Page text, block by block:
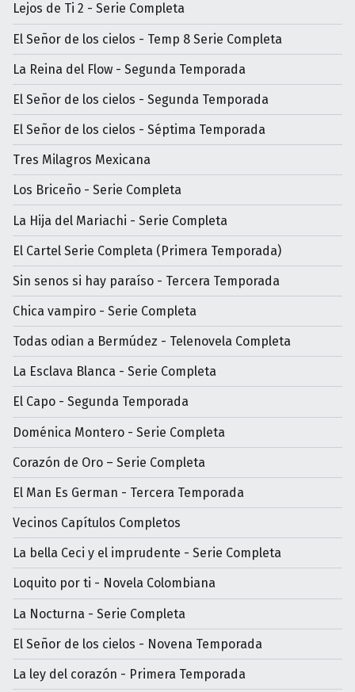
Lejos de Ti 2 - Serie Completa
El Señor de los cielos - Temp 8 Serie Completa
La Reina del Flow - Segunda Temporada
El Señor de los cielos - Segunda Temporada
El Señor de los cielos - Séptima Temporada
Tres Milagros Mexicana
Los Briceño - Serie Completa
La Hija del Mariachi - Serie Completa
El Cartel Serie Completa (Primera Temporada)
Sin senos si hay paraíso - Tercera Temporada
Chica vampiro - Serie Completa
Todas odian a Bermúdez - Telenovela Completa
La Esclava Blanca - Serie Completa
El Capo - Segunda Temporada
Doménica Montero - Serie Completa
Corazón de Oro – Serie Completa
El Man Es German - Tercera Temporada
Vecinos Capítulos Completos
La bella Ceci y el imprudente - Serie Completa
Loquito por ti - Novela Colombiana
La Nocturna - Serie Completa
El Señor de los cielos - Novena Temporada
La ley del corazón - Primera Temporada